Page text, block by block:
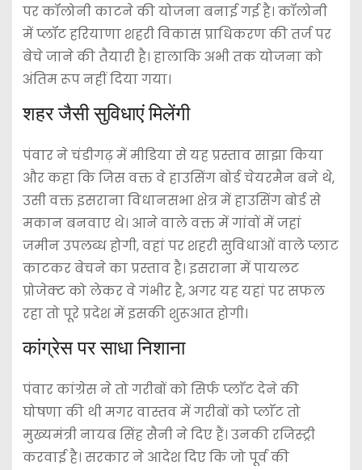
पर कॉलोनी काटने की योजना बनाई गई है। कॉलोनी
में प्लॉट हरियाणा शहरी विकास प्राधिकरण की तर्ज पर
बेचे जाने की तैयारी है। हालाकि अभी तक योजना को
अंतिम रूप नहीं दिया गया।
शहर जैसी सुविधाएं मिलेंगी
पंवार ने चंडीगढ़ में मीडिया से यह प्रस्ताव साझा किया
और कहा कि जिस वक्त वे हाउसिंग बोर्ड चेयरमैन बने थे,
उसी वक्त इसराना विधानसभा क्षेत्र में हाउसिंग बोर्ड से
मकान बनवाए थे। आने वाले वक्त में गांवों में जहां
जमीन उपलब्ध होगी, वहां पर शहरी सुविधाओं वाले प्लाट
काटकर बेचने का प्रस्ताव है। इसराना में पायलट
प्रोजेक्ट को लेकर वे गंभीर है, अगर यह यहां पर सफल
रहा तो पूरे प्रदेश में इसकी शुरूआत होगी।
कांग्रेस पर साधा निशाना
पंवार कांग्रेस ने तो गरीबों को सिर्फ प्लाॅट देने की
घोषणा की थी मगर वास्तव में गरीबों को प्लाॅट तो
मुख्यमंत्री नायब सिंह सैनी ने दिए हैं। उनकी रजिस्ट्री
करवाई है। सरकार ने आदेश दिए कि जो पूर्व की